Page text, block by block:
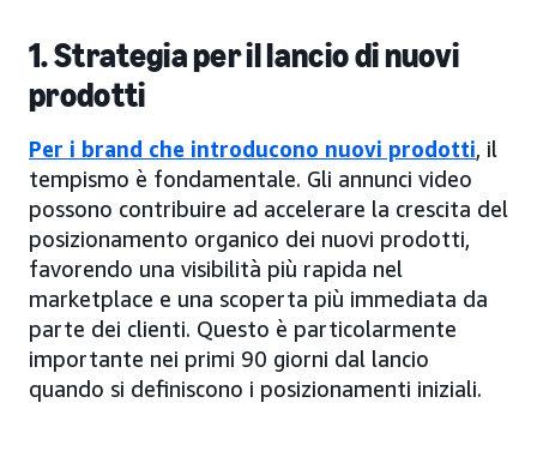
1. Strategia per il lancio di nuovi
prodotti
Per i brand che introducono nuovi prodotti, il
tempismo è fondamentale. Gli annunci video
possono contribuire ad accelerare la crescita del
posizionamento organico dei nuovi prodotti,
favorendo una visibilità più rapida nel
marketplace e una scoperta più immediata da
parte dei clienti. Questo è particolarmente
importante nei primi 90 giorni dal lancio
quando si definiscono i posizionamenti iniziali.